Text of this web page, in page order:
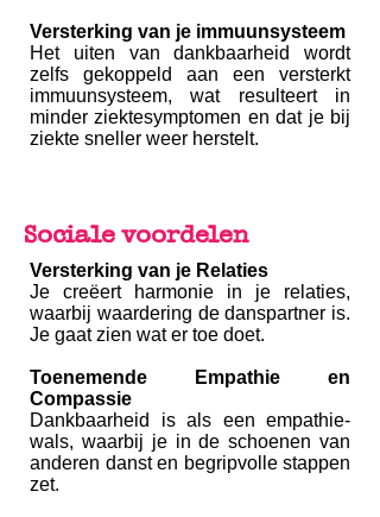
Versterking van je immuunsysteem
Het uiten van dankbaarheid wordt
zelfs gekoppeld aan een versterkt
immuunsysteem, wat resulteert in
minder ziektesymptomen en dat je bij
ziekte sneller weer herstelt.
Sociale voordelen
Versterking van je Relaties
Je creëert harmonie in je relaties,
waarbij waardering de danspartner is.
Je gaat zien wat er toe doet.
Toenemende Empathie en
Compassie
Dankbaarheid is als een empathie-
wals, waarbij je in de schoenen van
anderen danst en begripvolle stappen
zet.